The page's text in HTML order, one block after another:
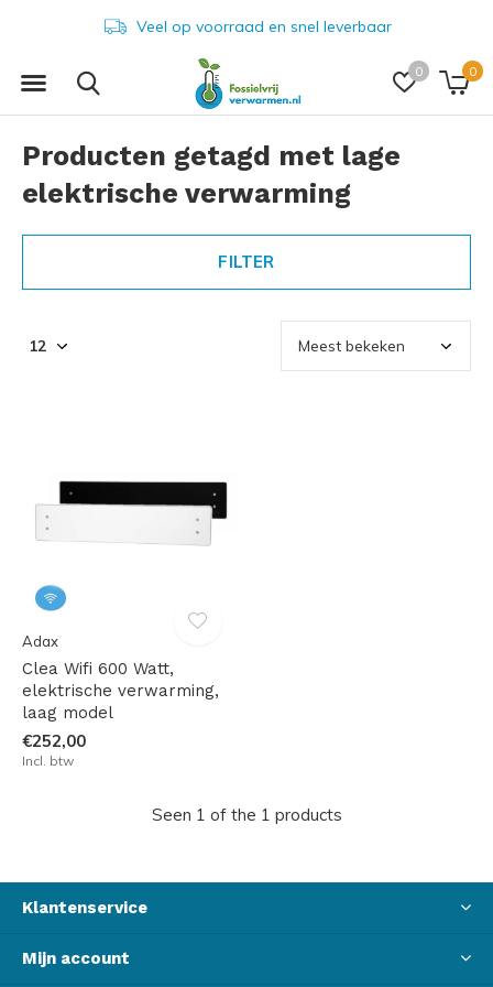
0 0
Veel op voorraad en snel leverbaar
Producten getagd met lage
elektrische verwarming
FILTER
Adax
Clea Wifi 600 Watt,
elektrische verwarming,
laag model
€252,00
Incl. btw
Seen 1 of the 1 products
Klantenservice
Mijn account